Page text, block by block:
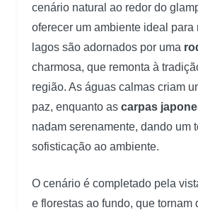
cenário natural ao redor do
oferecer um ambiente ideal para
lagos são adornados por uma
charmosa, que remonta à
região. As águas calmas criam
paz, enquanto as carpas
nadam serenamente, dando um
sofisticação ao ambiente.
O cenário é completado pela
e florestas ao fundo, que tornam